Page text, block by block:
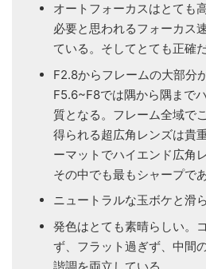
オートフォーカスはとても
必要と思われるフォーカス
ている。そしてとても正確だ
F2.8からフレームの大部分
F5.6~F8では隅から隅まで
質となる。フレーム全域で
得られる超広角レンズは貴
ーマットでハイエンド広角
その中でも最もシャープであ
ニュートラルな玉ボケと滑
発色はとても素晴らしい。
ず、フラット過ぎず、中間